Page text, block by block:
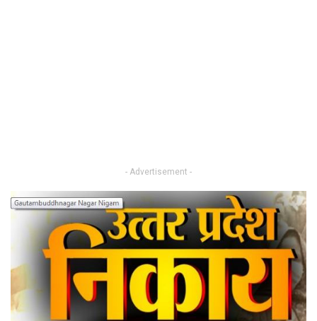
- Advertisement -